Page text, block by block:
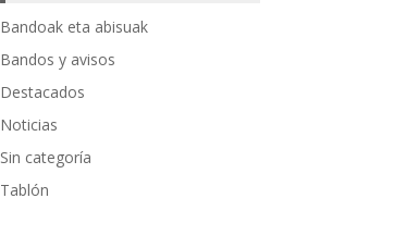
Bandoak eta abisuak
Bandos y avisos
Destacados
Noticias
Sin categoría
Tablón